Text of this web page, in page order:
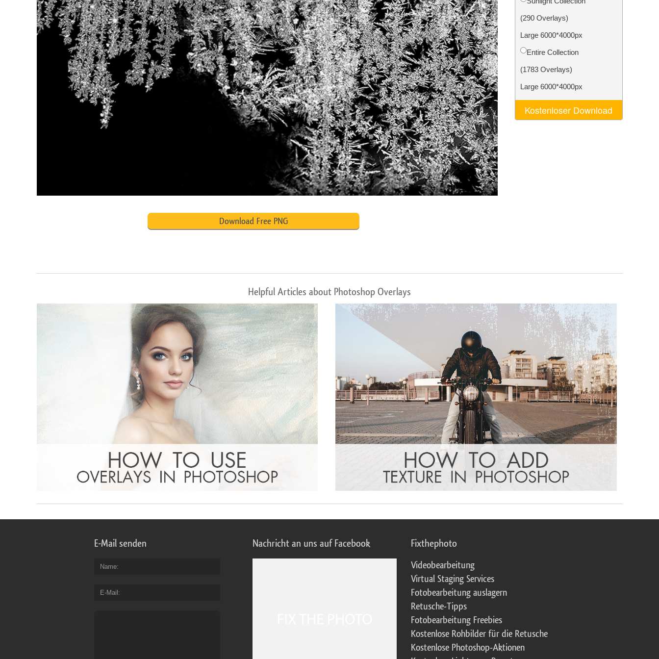
Produkt-Fotobearbeitung Schmuck-Fotobearbeitung KI-Trainingsdaten Video Editing Services
(290 Overlays)
Large 6000*4000px
Entire Collection
(1783 Overlays)
Large 6000*4000px
Kostenloser Download
Download Free PNG
Helpful Articles about Photoshop Overlays
E-Mail senden
Name
E-Mail
Nachricht an uns auf Facebook Fixthephoto
Videobearbeitung
Virtual Staging Services
Fotobearbeitung auslagern
Retusche-Tipps
Fotobearbeitung Freebies
Kostenlose Rohbilder für die Retusche
Kostenlose Photoshop-Aktionen